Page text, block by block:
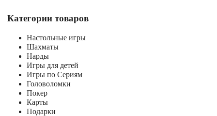
Категории товаров
Настольные игры
Шахматы
Нарды
Игры для детей
Игры по Сериям
Головоломки
Покер
Карты
Подарки